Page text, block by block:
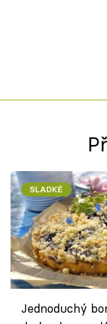
SLADKÉ
Jednoduchý